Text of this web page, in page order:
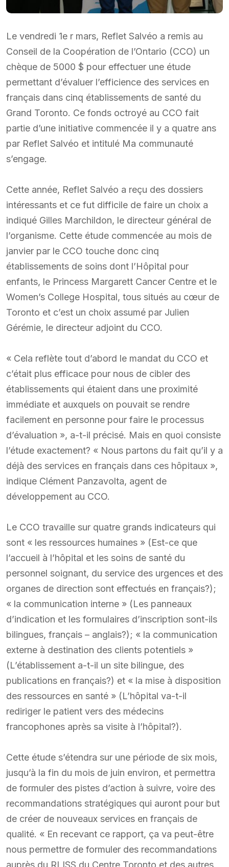
Le vendredi 1e r mars, Reflet Salvéo a remis au
Conseil de la Coopération de l’Ontario (CCO) un
chèque de 5000 $ pour effectuer une étude
permettant d’évaluer l’efficience des services en
français dans cinq établissements de santé du
Grand Toronto. Ce fonds octroyé au CCO fait
partie d’une initiative commencée il y a quatre ans
par Reflet Salvéo et intitulé Ma communauté
s’engage.
Cette année, Reflet Salvéo a reçu des dossiers
intéressants et ce fut difficile de faire un choix a
indiqué Gilles Marchildon, le directeur général de
l’organisme. Cette étude commencée au mois de
janvier par le CCO touche donc cinq
établissements de soins dont l’Hôpital pour
enfants, le Princess Margarett Cancer Centre et le
Women’s College Hospital, tous situés au cœur de
Toronto et c’est un choix assumé par Julien
Gérémie, le directeur adjoint du CCO.
« Cela reflète tout d’abord le mandat du CCO et
c’était plus efficace pour nous de cibler des
établissements qui étaient dans une proximité
immédiate et auxquels on pouvait se rendre
facilement en personne pour faire le processus
d’évaluation », a-t-il précisé. Mais en quoi consiste
l’étude exactement? « Nous partons du fait qu’il y a
déjà des services en français dans ces hôpitaux »,
indique Clément Panzavolta, agent de
développement au CCO.
Le CCO travaille sur quatre grands indicateurs qui
sont « les ressources humaines » (Est-ce que
l’accueil à l’hôpital et les soins de santé du
personnel soignant, du service des urgences et des
organes de direction sont effectués en français?);
« la communication interne » (Les panneaux
d’indication et les formulaires d’inscription sont-ils
bilingues, français – anglais?); « la communication
externe à destination des clients potentiels »
(L’établissement a-t-il un site bilingue, des
publications en français?) et « la mise à disposition
des ressources en santé » (L’hôpital va-t-il
rediriger le patient vers des médecins
francophones après sa visite à l’hôpital?).
Cette étude s’étendra sur une période de six mois,
jusqu’à la fin du mois de juin environ, et permettra
de formuler des pistes d’action à suivre, voire des
recommandations stratégiques qui auront pour but
de créer de nouveaux services en français de
qualité. « En recevant ce rapport, ça va peut-être
nous permettre de formuler des recommandations
auprès du RLISS du Centre Toronto et des autres